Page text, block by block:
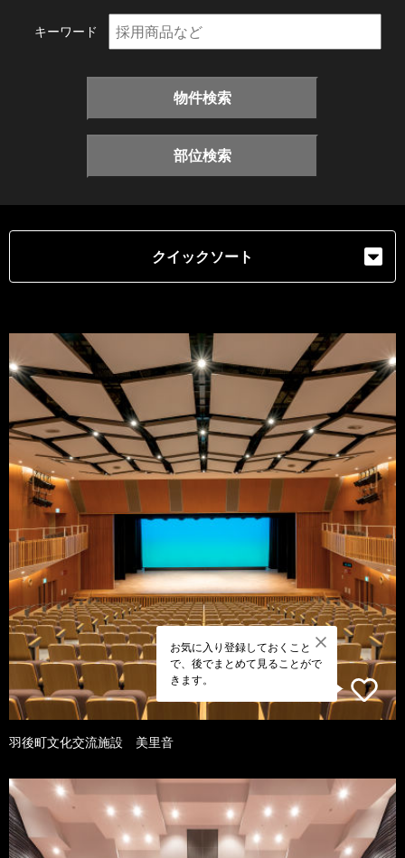
キーワード
物件検索
部位検索
クイックソート
お気に入り登録しておくこと
で、後でまとめて見ることがで
きます。
羽後町文化交流施設 美里音